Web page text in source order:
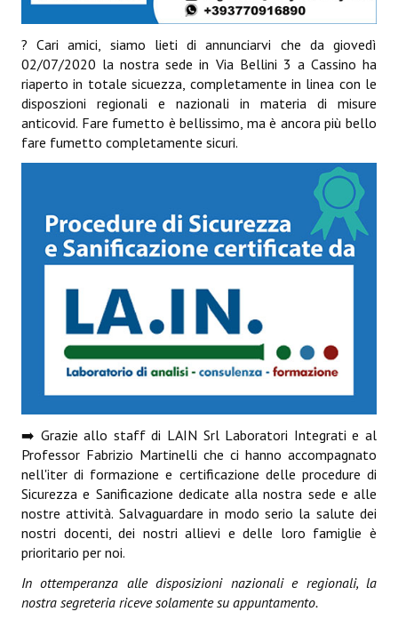
? Cari amici, siamo lieti di annunciarvi che da giovedì
02/07/2020 la nostra sede in Via Bellini 3 a Cassino ha
riaperto in totale sicuezza, completamente in linea con le
disposzioni regionali e nazionali in materia di misure
anticovid. Fare fumetto è bellissimo, ma è ancora più bello
fare fumetto completamente sicuri.
➡️ Grazie allo staff di LAIN Srl Laboratori Integrati e al
Professor Fabrizio Martinelli che ci hanno accompagnato
nell'iter di formazione e certificazione delle procedure di
Sicurezza e Sanificazione dedicate alla nostra sede e alle
nostre attività. Salvaguardare in modo serio la salute dei
nostri docenti, dei nostri allievi e delle loro famiglie è
prioritario per noi.
In ottemperanza alle disposizioni nazionali e regionali, la
nostra segreteria riceve solamente su appuntamento.